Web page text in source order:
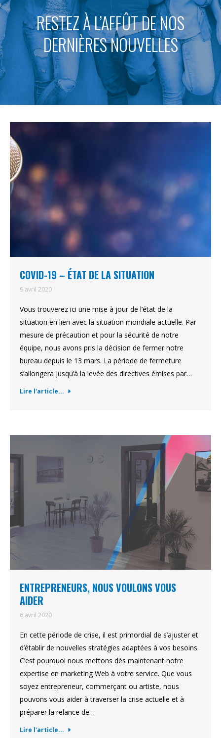
RESTEZ À L’AFFÛT DE NOS
DERNIÈRES NOUVELLES
COVID-19 – ÉTAT DE LA SITUATION
9 avril 2020
Vous trouverez ici une mise à jour de l’état de la
situation en lien avec la situation mondiale actuelle. Par
mesure de précaution et pour la sécurité de notre
équipe, nous avons pris la décision de fermer notre
bureau depuis le 13 mars. La période de fermeture
s’allongera jusqu’à la levée des directives émises par…
Lire l'article...
ENTREPRENEURS, NOUS VOULONS VOUS
AIDER
6 avril 2020
En cette période de crise, il est primordial de s’ajuster et
d’établir de nouvelles stratégies adaptées à vos besoins.
C’est pourquoi nous mettons dès maintenant notre
expertise en marketing Web à votre service. Que vous
soyez entrepreneur, commerçant ou artiste, nous
pouvons vous aider à traverser la crise actuelle et à
préparer la relance de…
Lire l'article...